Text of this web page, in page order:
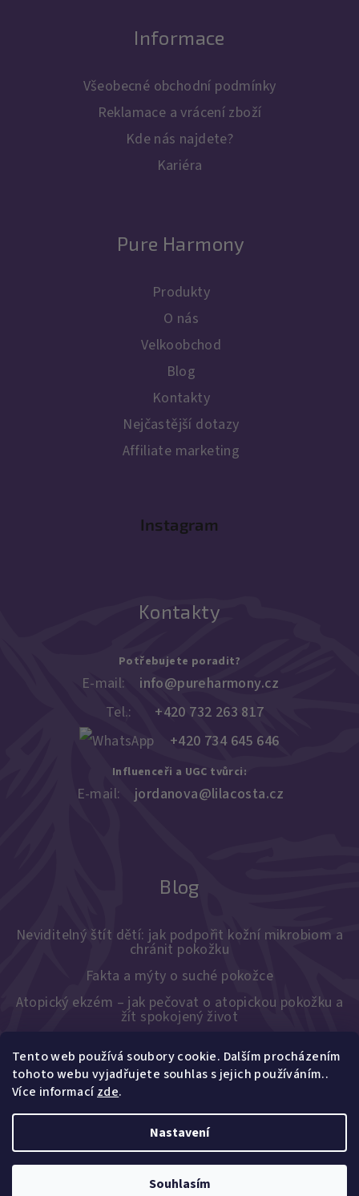
Tento web používá soubory cookie. Dalším procházením
tohoto webu vyjadřujete souhlas s jejich používáním..
Více informacízde.
Nastavení
Souhlasím
Informace
Všeobecné obchodní podmínky
Reklamace a vrácení zboží
Kde nás najdete?
Kariéra
Pure Harmony
Produkty
O nás
Velkoobchod
Blog
Kontakty
Nejčastější dotazy
Affiliate marketing
Instagram
Kontakty
Potřebujete poradit?
E-mail:
info@pureharmony.cz
Tel.:
+420 732 263 817
+420 734 645 646
Influenceři a UGC tvůrci:
E-mail: jordanova@lilacosta.cz
Blog
Neviditelný štít dětí: jak podpořit kožní mikrobiom a
chránit pokožku
Fakta a mýty o suché pokožce
Atopický ekzém – jak pečovat o atopickou pokožku a
žít spokojený život
Copyright 2026Pure Harmony. Všechna práva vyhrazena.
Upravit nastavení cookies
Vytvořil Shoptet